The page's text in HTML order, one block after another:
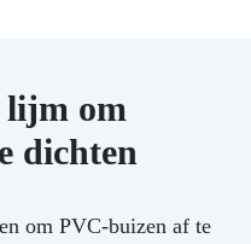
lijm om
dichten
om PVC-buizen af te